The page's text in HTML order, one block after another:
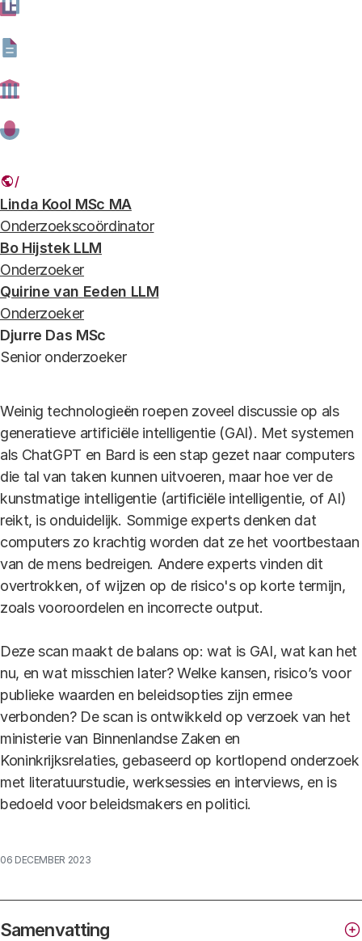
shutterstock.jpg
In deze scan concludeert het Rathenau Instituut dat generatieve AI
risico’s in de digitale samenleving versterkt en nieuwe risico’s
Weinig technologieën roepen zoveel discussie op als
generatieve artificiële intelligentie (GAI). Met systemen
als ChatGPT en Bard is een stap gezet naar computers
die tal van taken kunnen uitvoeren, maar hoe ver de
kunstmatige intelligentie (artificiële intelligentie, of AI)
reikt, is onduidelijk. Sommige experts denken dat
computers zo krachtig worden dat ze het voortbestaan
van de mens bedreigen. Andere experts vinden dit
overtrokken, of wijzen op de risico's op korte termijn,
zoals vooroordelen en incorrecte output.
Deze scan maakt de balans op: wat is GAI, wat kan het
nu, en wat misschien later? Welke kansen, risico’s voor
publieke waarden en beleidsopties zijn ermee
verbonden? De scan is ontwikkeld op verzoek van het
ministerie van Binnenlandse Zaken en
Koninkrijksrelaties, gebaseerd op kortlopend onderzoek
met literatuurstudie, werksessies en interviews, en is
bedoeld voor beleidsmakers en politici.
06 DECEMBER 2023
Linda Kool MSc MA
Onderzoekscoördinator
Bo Hijstek LLM
Onderzoeker
Quirine van Eeden LLM
Onderzoeker
Djurre Das MSc
Senior onderzoeker
Samenvatting